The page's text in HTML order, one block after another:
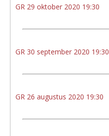
GR 29 oktober 2020 19:30
GR 30 september 2020 19:30
GR 26 augustus 2020 19:30